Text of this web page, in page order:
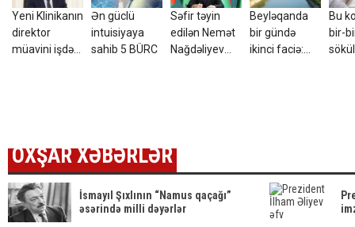
Yeni Klinikanın
direktor
müavini işdən
Ən güclü
intuisiyaya
sahib 5 BÜRC
Səfir təyin
edilən Nemət
Nağdəliyev
Beyləqanda
bir gündə
ikinci faciə:
Bu
bir-
OXŞAR XƏBƏRLƏR
İsmayıl Şıxlının “Namus qaçağı”
əsərində milli dəyərlər